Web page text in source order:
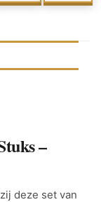
–
deze set van